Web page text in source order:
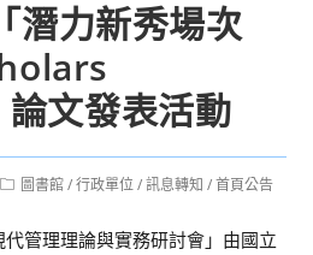
潛力新秀場次
文發表活動
Post圖書館 / 行政單位 / 訊息轉知 / 首頁公告
管理理論與實務研討會」由國立